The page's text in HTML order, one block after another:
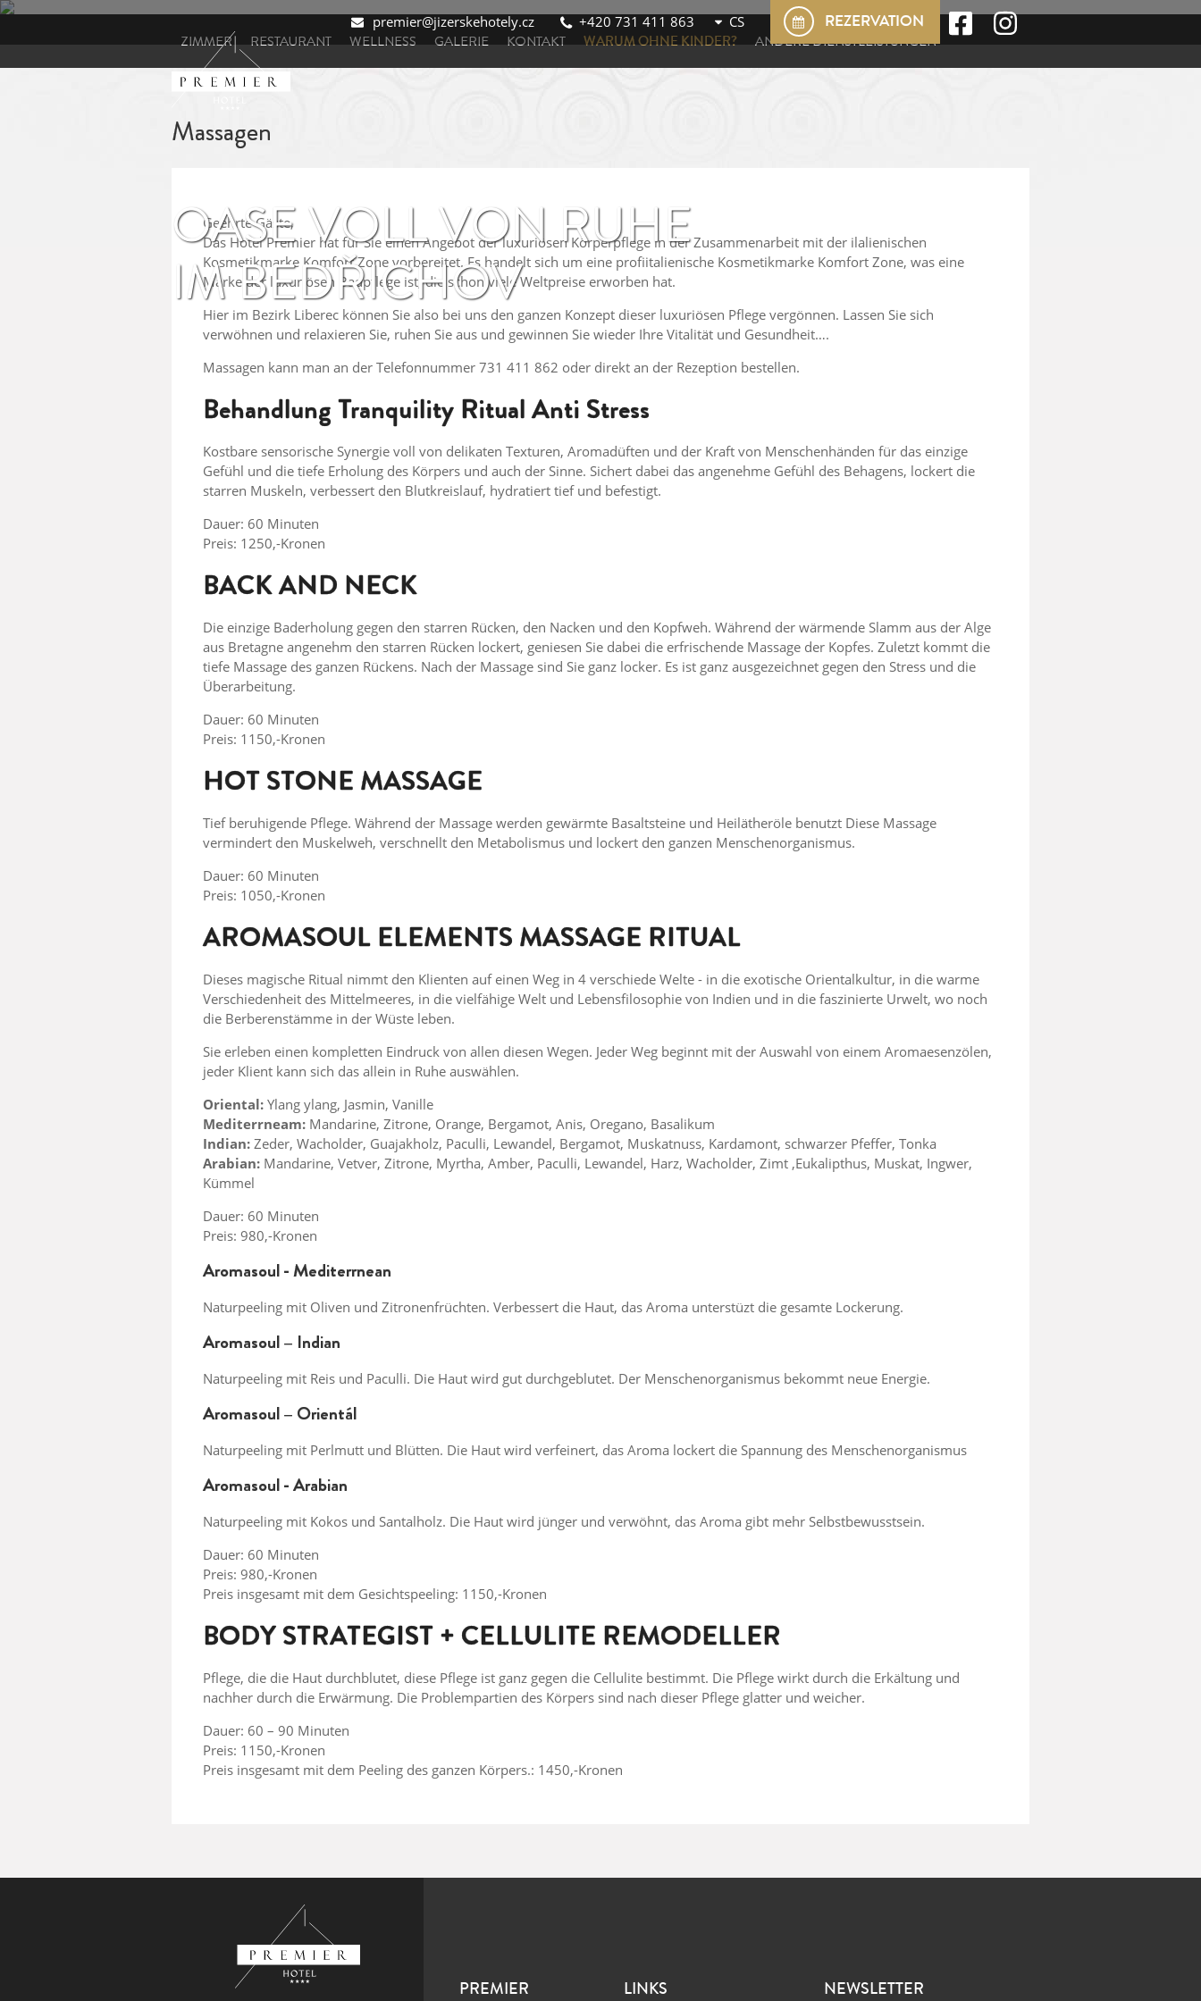
OASE VOLL VON RUHE
IM BEDŘICHOV
REZERVATION
+420 731 411 863
premier@jizerskehotely.cz
ZIMMER RESTAURANT WELLNESS GALERIE KONTAKT WARUM OHNE KINDER? ANDERE DIENSTLEISTUNGEN
Massagen
Geehrte Gäste,
Das Hotel Premier hat für Sie einen Angebot der luxuriösen Körperpflege in der Zusammenarbeit mit der ilalienischen
Kosmetikmarke Komfort Zone vorbereitet. Es handelt sich um eine profiitalienische Kosmetikmarke Komfort Zone, was eine
Marke der luxuriösen Badpflege ist, die schon viele Weltpreise erworben hat.
Hier im Bezirk Liberec können Sie also bei uns den ganzen Konzept dieser luxuriösen Pflege vergönnen. Lassen Sie sich
verwöhnen und relaxieren Sie, ruhen Sie aus und gewinnen Sie wieder Ihre Vitalität und Gesundheit….
Massagen kann man an der Telefonnummer 731 411 862 oder direkt an der Rezeption bestellen.
Behandlung Tranquility Ritual Anti Stress
Kostbare sensorische Synergie voll von delikaten Texturen, Aromadüften und der Kraft von Menschenhänden für das einzige
Gefühl und die tiefe Erholung des Körpers und auch der Sinne. Sichert dabei das angenehme Gefühl des Behagens, lockert die
starren Muskeln, verbessert den Blutkreislauf, hydratiert tief und befestigt.
Dauer: 60 Minuten
Preis: 1250,-Kronen
BACK AND NECK
Die einzige Baderholung gegen den starren Rücken, den Nacken und den Kopfweh. Während der wärmende Slamm aus der Alge
aus Bretagne angenehm den starren Rücken lockert, geniesen Sie dabei die erfrischende Massage der Kopfes. Zuletzt kommt die
tiefe Massage des ganzen Rückens. Nach der Massage sind Sie ganz locker. Es ist ganz ausgezeichnet gegen den Stress und die
Überarbeitung.
Dauer: 60 Minuten
Preis: 1150,-Kronen
HOT STONE MASSAGE
Tief beruhigende Pflege. Während der Massage werden gewärmte Basaltsteine und Heilätheröle benutzt Diese Massage
vermindert den Muskelweh, verschnellt den Metabolismus und lockert den ganzen Menschenorganismus.
Dauer: 60 Minuten
Preis: 1050,-Kronen
AROMASOUL ELEMENTS MASSAGE RITUAL
Dieses magische Ritual nimmt den Klienten auf einen Weg in 4 verschiede Welte - in die exotische Orientalkultur, in die warme
Verschiedenheit des Mittelmeeres, in die vielfähige Welt und Lebensfilosophie von Indien und in die faszinierte Urwelt, wo noch
die Berberenstämme in der Wüste leben.
Sie erleben einen kompletten Eindruck von allen diesen Wegen. Jeder Weg beginnt mit der Auswahl von einem Aromaesenzölen,
jeder Klient kann sich das allein in Ruhe auswählen.
Oriental: Ylang ylang, Jasmin, Vanille
Mediterrneam: Mandarine, Zitrone, Orange, Bergamot, Anis, Oregano, Basalikum
Indian: Zeder, Wacholder, Guajakholz, Paculli, Lewandel, Bergamot, Muskatnuss, Kardamont, schwarzer Pfeffer, Tonka
Arabian: Mandarine, Vetver, Zitrone, Myrtha, Amber, Paculli, Lewandel, Harz, Wacholder, Zimt ,Eukalipthus, Muskat, Ingwer,
Kümmel
Dauer: 60 Minuten
Preis: 980,-Kronen
Aromasoul - Mediterrnean
Naturpeeling mit Oliven und Zitronenfrüchten. Verbessert die Haut, das Aroma unterstüzt die gesamte Lockerung.
Aromasoul – Indian
Naturpeeling mit Reis und Paculli. Die Haut wird gut durchgeblutet. Der Menschenorganismus bekommt neue Energie.
Aromasoul – Orientál
Naturpeeling mit Perlmutt und Blütten. Die Haut wird verfeinert, das Aroma lockert die Spannung des Menschenorganismus
Aromasoul - Arabian
Naturpeeling mit Kokos und Santalholz. Die Haut wird jünger und verwöhnt, das Aroma gibt mehr Selbstbewusstsein.
Dauer: 60 Minuten
Preis: 980,-Kronen
Preis insgesamt mit dem Gesichtspeeling: 1150,-Kronen
BODY STRATEGIST + CELLULITE REMODELLER
Pflege, die die Haut durchblutet, diese Pflege ist ganz gegen die Cellulite bestimmt. Die Pflege wirkt durch die Erkältung und
nachher durch die Erwärmung. Die Problempartien des Körpers sind nach dieser Pflege glatter und weicher.
Dauer: 60 – 90 Minuten
Preis: 1150,-Kronen
Preis insgesamt mit dem Peeling des ganzen Körpers.: 1450,-Kronen
PREMIER LINKS NEWSLETTER